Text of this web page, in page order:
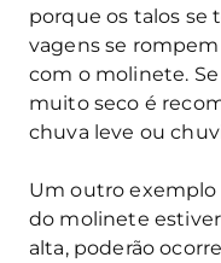
porque os talos se
vagens se
com o molinete.
muito seco é
chuva leve ou
Um outro exemplo
do molinete
alta, poderão